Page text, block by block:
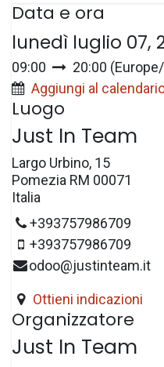
Data e ora
lunedì luglio 07,
09:00 20:00 (
Aggiungi al
Luogo
Just In Team
Largo Urbino, 15
Pomezia RM 00071
Italia
+393757986709
+393757986709
odoo@justinteam.it
Ottieni indicazioni
Organizzatore
Just In Team